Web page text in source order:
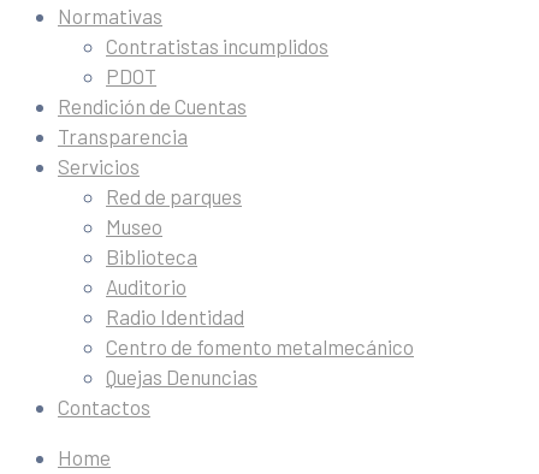
Normativas
Contratistas incumplidos
PDOT
Rendición de Cuentas
Transparencia
Servicios
Red de parques
Museo
Biblioteca
Auditorio
Radio Identidad
Centro de fomento metalmecánico
Quejas Denuncias
Contactos
Home